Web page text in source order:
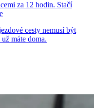
za 12 hodin. Stačí
cesty nemusí být
máte doma.